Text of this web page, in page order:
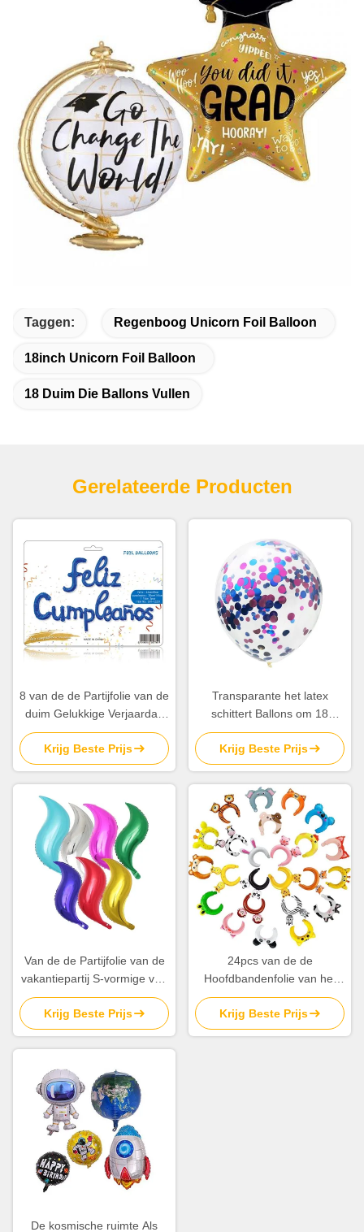
Taggen: Regenboog Unicorn Foil Balloon
18inch Unicorn Foil Balloon
18 Duim Die Ballons Vullen
Gerelateerde Producten
8 van de de Partijfolie van de
duim Gelukkige Verjaardag
van de de Ballonverjaardag
Aangepaste de
Partijdecoratie
Krijg Beste Prijs
Transparante het latex
schittert Ballons om 18
Ballons van Duimconfettien
Krijg Beste Prijs
Van de de Partijfolie van de
vakantiepartij S-vormige van
de Ballon Multicolored 24
Duim de Folieballons
Krijg Beste Prijs
24pcs van de de
Hoofdbandenfolie van het
jong geitjebeeldverhaal
Opblaasbare Dierlijke de
Ballonsoem
Krijg Beste Prijs
De kosmische ruimte Als